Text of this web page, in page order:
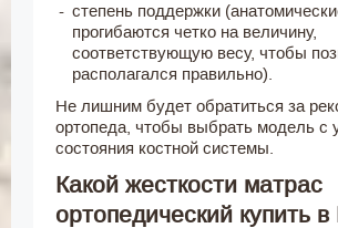
степень поддержки
прогибаются четко на величину,
соответствующую весу, чтобы
располагался правильно).
Не лишним будет обратиться за
ортопеда, чтобы выбрать модель с
состояния костной системы.
Какой жесткости матрас
ортопедический купить в